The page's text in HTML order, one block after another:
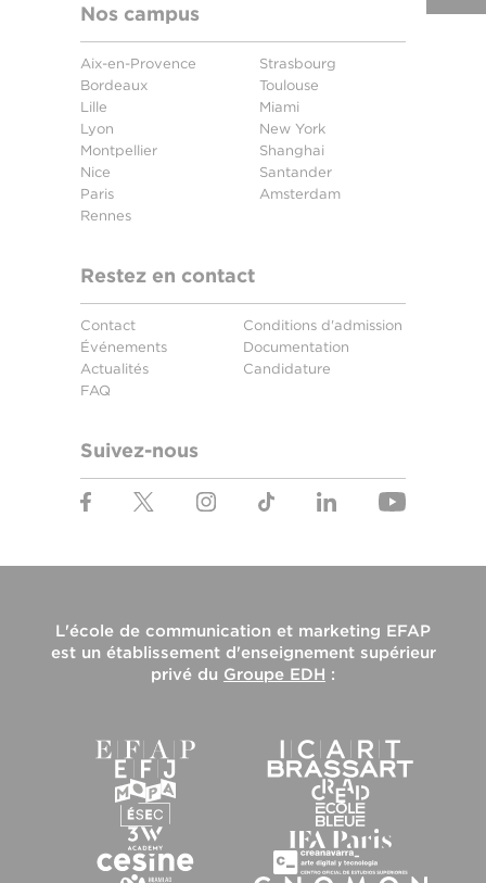
Nos campus
Aix-en-Provence
Bordeaux
Lille
Lyon
Montpellier
Nice
Paris
Rennes
Strasbourg
Toulouse
Miami
New York
Shanghai
Santander
Amsterdam
Restez en contact
Contact
Événements
Actualités
FAQ
Conditions d'admission
Documentation
Candidature
Suivez-nous
L'école de communication et marketing EFAP
est un établissement d'enseignement supérieur
privé du Groupe EDH :